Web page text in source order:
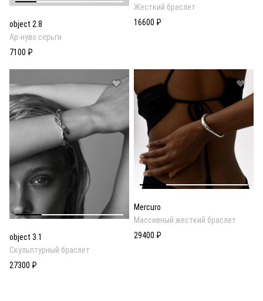
object 2.8
Ар-нуво серьги
7100 ₽
Жесткий браслет
16600 ₽
object 3.1
Скульптурный браслет
27300 ₽
Mercuro
Массивный жесткий браслет
29400 ₽